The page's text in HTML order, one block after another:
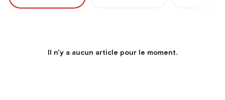
Il n'y a aucun article pour le moment.